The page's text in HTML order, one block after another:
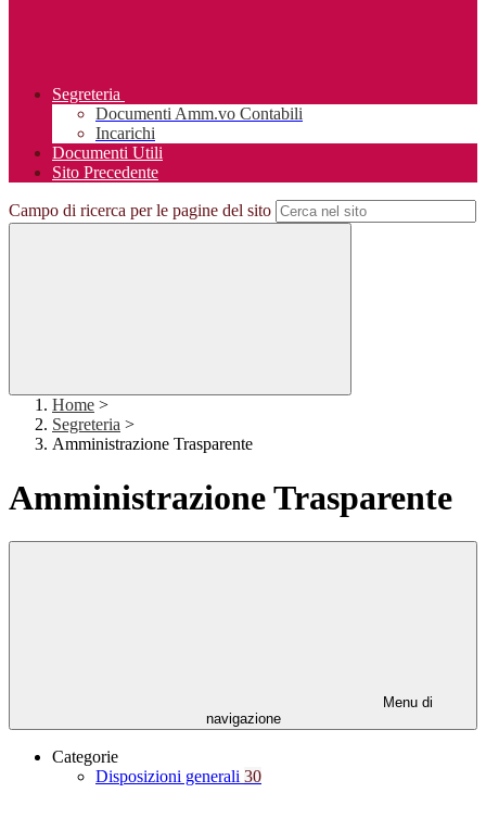
Segreteria
Documenti Amm.vo Contabili
Incarichi
Documenti Utili
Sito Precedente
Campo di ricerca per le pagine del sito
Home >
Segreteria >
Amministrazione Trasparente
Amministrazione Trasparente
Menu di
navigazione
Categorie
Disposizioni generali 30